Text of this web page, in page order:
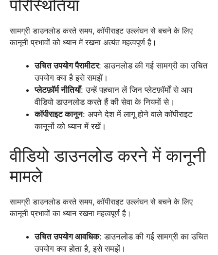
परिस्थितियाँ
सामग्री डाउनलोड करते समय, कॉपीराइट उल्लंघन से बचने के लिए
कानूनी प्रभावों को ध्यान में रखना अत्यंत महत्वपूर्ण है।
उचित उपयोग पैरामीटर: डाउनलोड की गई सामग्री का उचित
उपयोग क्या है इसे समझें।
प्लेटफ़ॉर्म नीतियाँ: उन्हें पहचान लें जिन प्लेटफ़ॉर्मों से आप
वीडियो डाउनलोड करते हैं की सेवा के नियमों से।
कॉपीराइट कानून: अपने देश में लागू होने वाले कॉपीराइट
कानूनों को ध्यान में रखें।
वीडियो डाउनलोड करने में कानूनी
मामले
सामग्री डाउनलोड करते समय, कॉपीराइट उल्लंघन से बचने के लिए
कानूनी प्रभावों का ध्यान रखना महत्वपूर्ण है।
उचित उपयोग आवधिक: डाउनलोड की गई सामग्री का उचित
उपयोग क्या होता है, इसे समझें।